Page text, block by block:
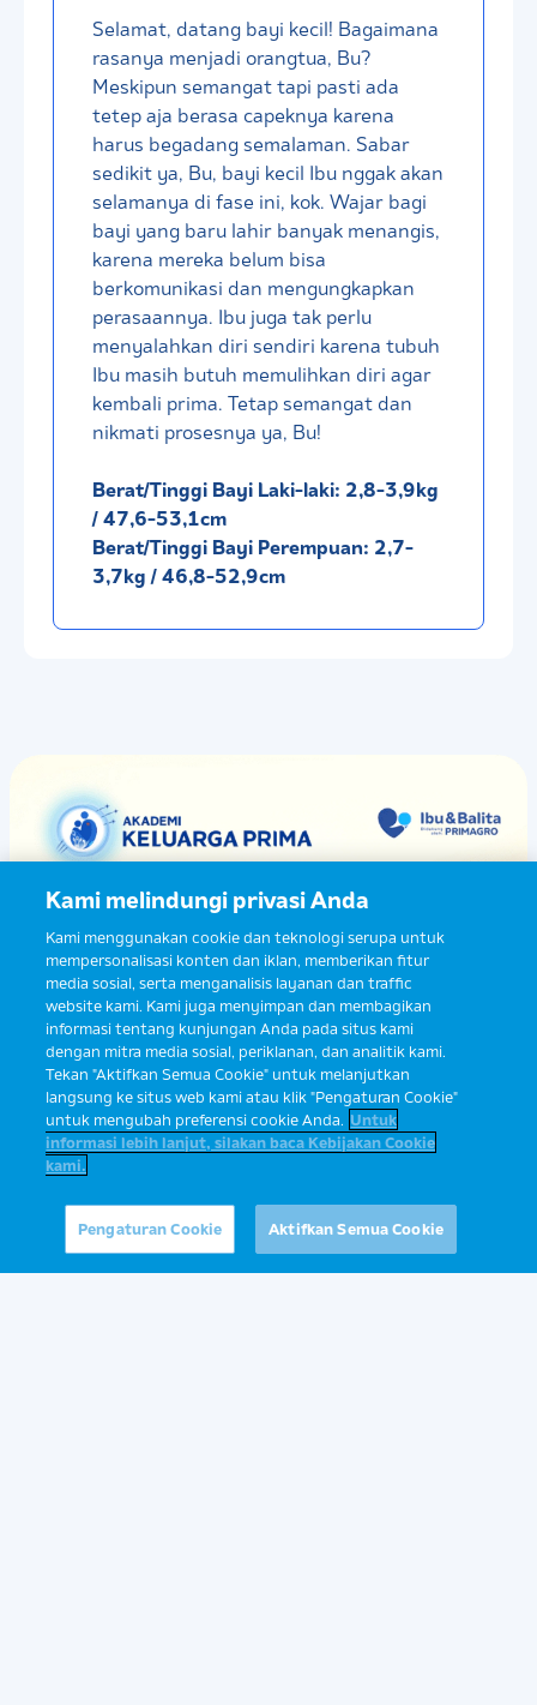
Selamat, datang bayi kecil! Bagaimana
rasanya menjadi orangtua, Bu?
Meskipun semangat tapi pasti ada
tetep aja berasa capeknya karena
harus begadang semalaman. Sabar
sedikit ya, Bu, bayi kecil Ibu nggak akan
selamanya di fase ini, kok. Wajar bagi
bayi yang baru lahir banyak menangis,
karena mereka belum bisa
berkomunikasi dan mengungkapkan
perasaannya. Ibu juga tak perlu
menyalahkan diri sendiri karena tubuh
Ibu masih butuh memulihkan diri agar
kembali prima. Tetap semangat dan
nikmati prosesnya ya, Bu!
Berat/Tinggi Bayi Laki-laki: 2,8-3,9kg
/ 47,6-53,1cm
Berat/Tinggi Bayi Perempuan: 2,7-
3,7kg / 46,8-52,9cm
Ibu ingin konsultasi?
Yuk, tanyakan ke Sahabat Ibu Prima
Kami melindungi privasi Anda
Kami menggunakan cookie dan teknologi serupa untuk
mempersonalisasi konten dan iklan, memberikan fitur
media sosial, serta menganalisis layanan dan traffic
website kami. Kami juga menyimpan dan membagikan
informasi tentang kunjungan Anda pada situs kami
dengan mitra media sosial, periklanan, dan analitik kami.
Tekan "Aktifkan Semua Cookie" untuk melanjutkan
langsung ke situs web kami atau klik "Pengaturan Cookie"
untuk mengubah preferensi cookie Anda. Untuk
informasi lebih lanjut, silakan baca Kebijakan Cookie
kami.
Pengaturan Cookie Aktifkan Semua Cookie